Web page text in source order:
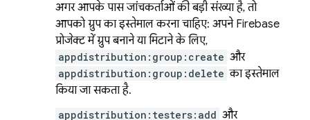
अगर आपके पास जांचकर्ताओं की बड़ी संख्या है, तो
आपको ग्रुप का इस्तेमाल करना चाहिए: अपने Firebase
प्रोजेक्ट में ग्रुप बनाने या मिटाने के लिए,
appdistribution:group:create और
appdistribution:group:delete का इस्तेमाल
किया जा सकता है.
appdistribution:testers:add और